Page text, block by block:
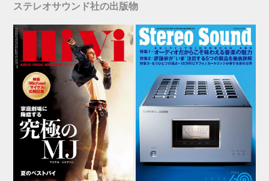
ステレオサウンド社の出版物